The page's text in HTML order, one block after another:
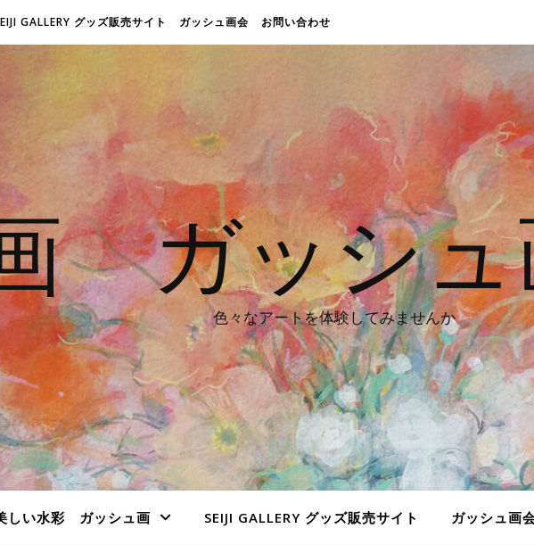
GALLERY グッズ販売サイト ガッシュ画会 お問い合わせ
ガッシュ
色々なアートを体験してみませんか
しい水彩 ガッシュ画 SEIJI GALLERY グッズ販売サイト ガッシュ画